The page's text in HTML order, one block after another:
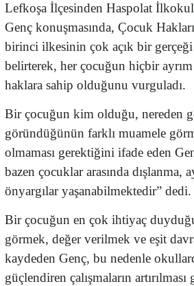
Lefkoşa İlçesinden Haspolat
Genç konuşmasında, Çocuk
birinci ilkesinin çok açık bir
belirterek, her çocuğun hiçbir ayrım
haklara sahip olduğunu vurguladı.
Bir çocuğun kim olduğu, nereden
göründüğünün farklı muamele
olmaması gerektiğini ifade eden
bazen çocuklar arasında dışlanma,
önyargılar yaşanabilmektedir” dedi.
Bir çocuğun en çok ihtiyaç
görmek, değer verilmek ve eşit
kaydeden Genç, bu nedenle
güçlendiren çalışmaların